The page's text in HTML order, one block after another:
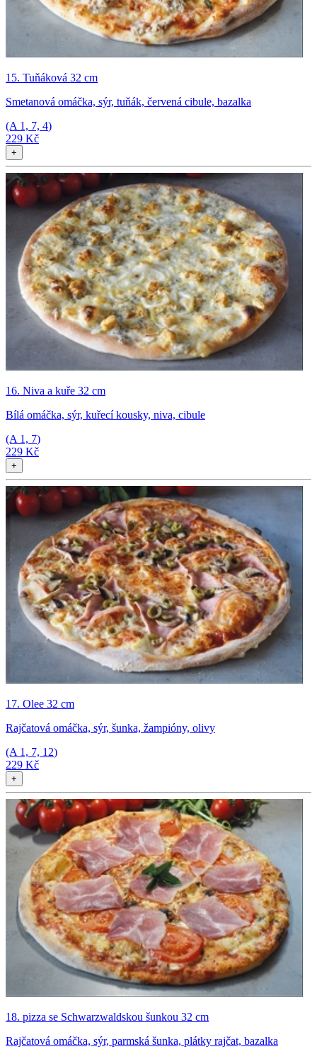
15. Tuňáková 32 cm
Smetanová omáčka, sýr, tuňák, červená cibule, bazalka
(A 1, 7, 4)
229 Kč
+
16. Niva a kuře 32 cm
Bílá omáčka, sýr, kuřecí kousky, niva, cibule
(A 1, 7)
229 Kč
+
17. Olee 32 cm
Rajčatová omáčka, sýr, šunka, žampióny, olivy
(A 1, 7, 12)
229 Kč
+
18. pizza se Schwarzwaldskou šunkou 32 cm
Rajčatová omáčka, sýr, parmská šunka, plátky rajčat, bazalka